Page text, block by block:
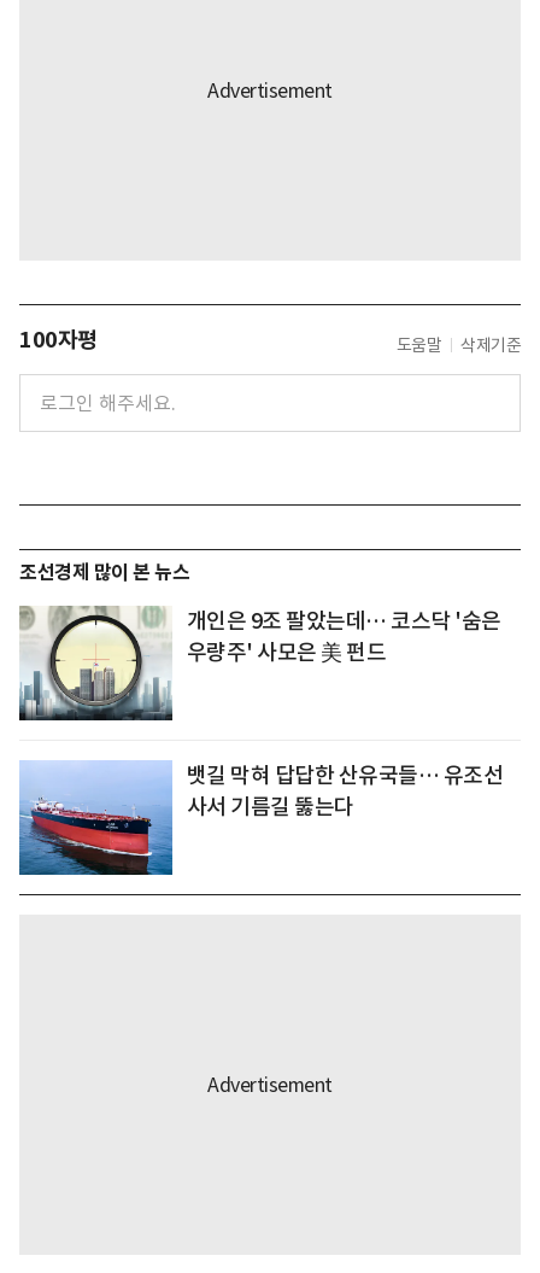
100자평 도움말 삭제기준
조선경제 많이 본 뉴스
개인은 9조 팔았는데… 코스닥 '숨은
우량주' 사모은 美 펀드
뱃길 막혀 답답한 산유국들… 유조선
사서 기름길 뚫는다